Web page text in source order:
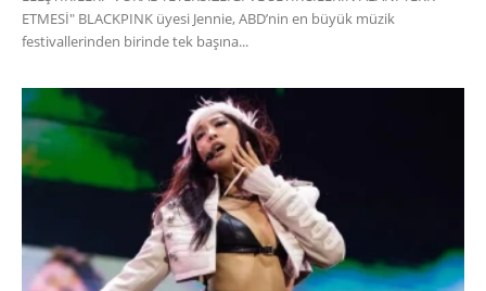
ETMESİ" BLACKPINK üyesi Jennie, ABD’nin en büyük müzik
festivallerinden birinde tek başına...